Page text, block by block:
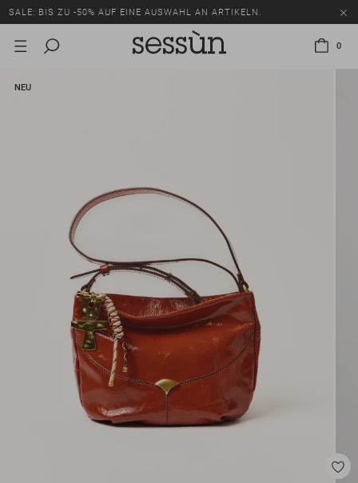
SALE: BIS ZU -50% AUF EINE AUSWAHL AN ARTIKELN.
0
NEU